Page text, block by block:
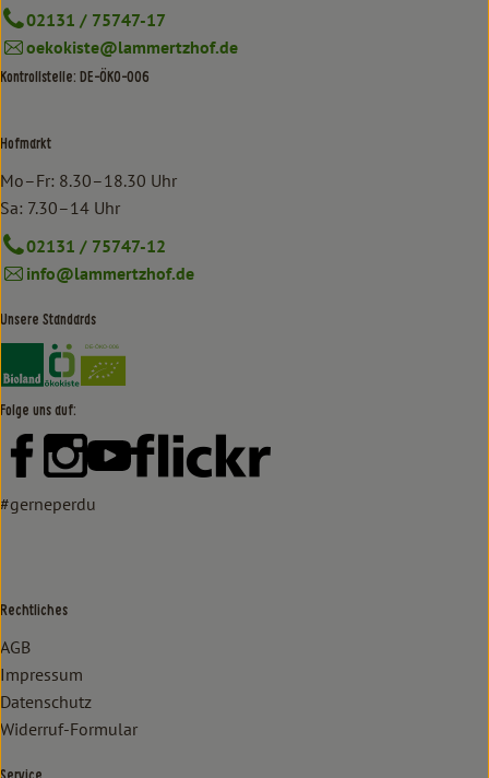
02131 / 75747-17
oekokiste@lammertzhof.de
Kontrollstelle: DE-ÖKO-006
Hofmarkt
Mo–Fr: 8.30–18.30 Uhr
Sa: 7.30–14 Uhr
02131 / 75747-12
info@lammertzhof.de
Unsere Standards
Externer Link zu https://www.bioland.de/verbraucher
Externer Link zu https://www.oekokiste.de/
Folge uns auf:
Externer Link zu https://www.facebook.com/lammertzhof/
Externer Link zu https://www.instagram.com/
Externer Link zu https://www.youtube.com/
Externer Link zu https://
#gerneperdu
Rechtliches
AGB
Impressum
Datenschutz
Widerruf-Formular